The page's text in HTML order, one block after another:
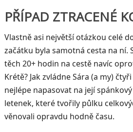
PŘÍPAD ZTRACENÉ
Vlastně asi největší otázkou celé
začátku byla samotná cesta na ní.
těch 20+ hodin na cestě navíc
Krétě? Jak zvládne Sára (a my)
nejlépe napasovat na její
letenek, které tvořily půlku
věnovali opravdu hodně času.